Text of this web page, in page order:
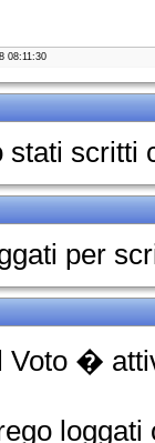
08:11:30
stati scritti
per
Voto �
loggati